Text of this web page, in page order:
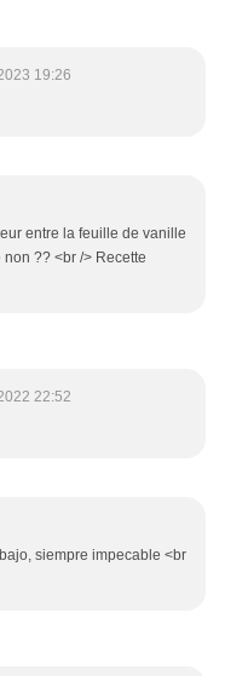
19:26
entre la feuille de vanille
?? <br /> Recette
22:52
siempre impecable <br